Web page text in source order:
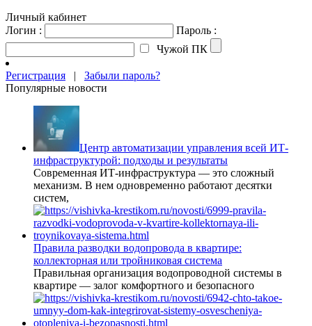
Личный кабинет
Логин :
Пароль :
Чужой ПК
Регистрация | Забыли пароль?
Популярные новости
Центр автоматизации управления всей ИТ-
инфраструктурой: подходы и результаты
Современная ИТ-инфраструктура — это сложный
механизм. В нем одновременно работают десятки
систем,
Правила разводки водопровода в квартире:
коллекторная или тройниковая система
Правильная организация водопроводной системы в
квартире — залог комфортного и безопасного